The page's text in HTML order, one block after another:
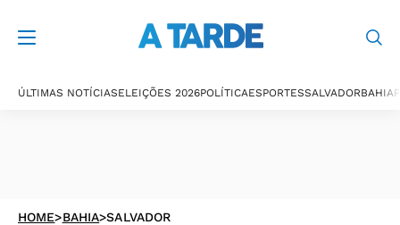
ÚLTIMAS NOTÍCIASELEIÇÕES 2026POLÍTICAESPORTESSALVADORBAHIA
HOME>BAHIA>SALVADOR